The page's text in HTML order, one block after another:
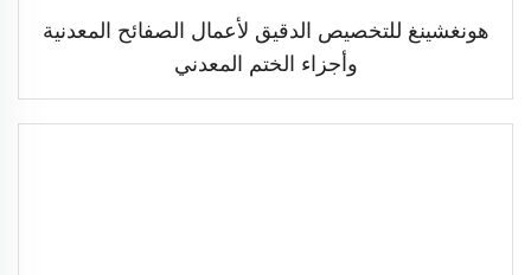
هونغشينغ للتخصيص الدقيق لأعمال الصفائح المعدنية
وأجزاء الختم المعدني